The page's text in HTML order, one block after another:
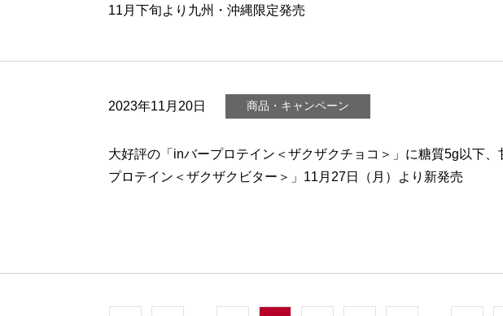
11月下旬より九州・沖縄限定発売
2023年11月20日 商品・キャンペーン
大好評の「inバープロテイン＜ザクザクチョコ＞」に糖質5g以下、
プロテイン＜ザクザクビター＞」11月27日（月）より新発売